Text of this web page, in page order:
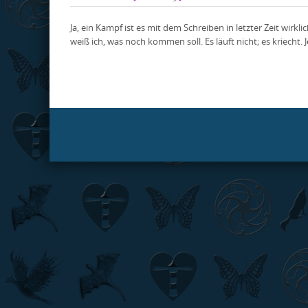
Ja, ein Kampf ist es mit dem Schreiben in letzter Zeit
weiß ich, was noch kommen soll. Es läuft nicht; es